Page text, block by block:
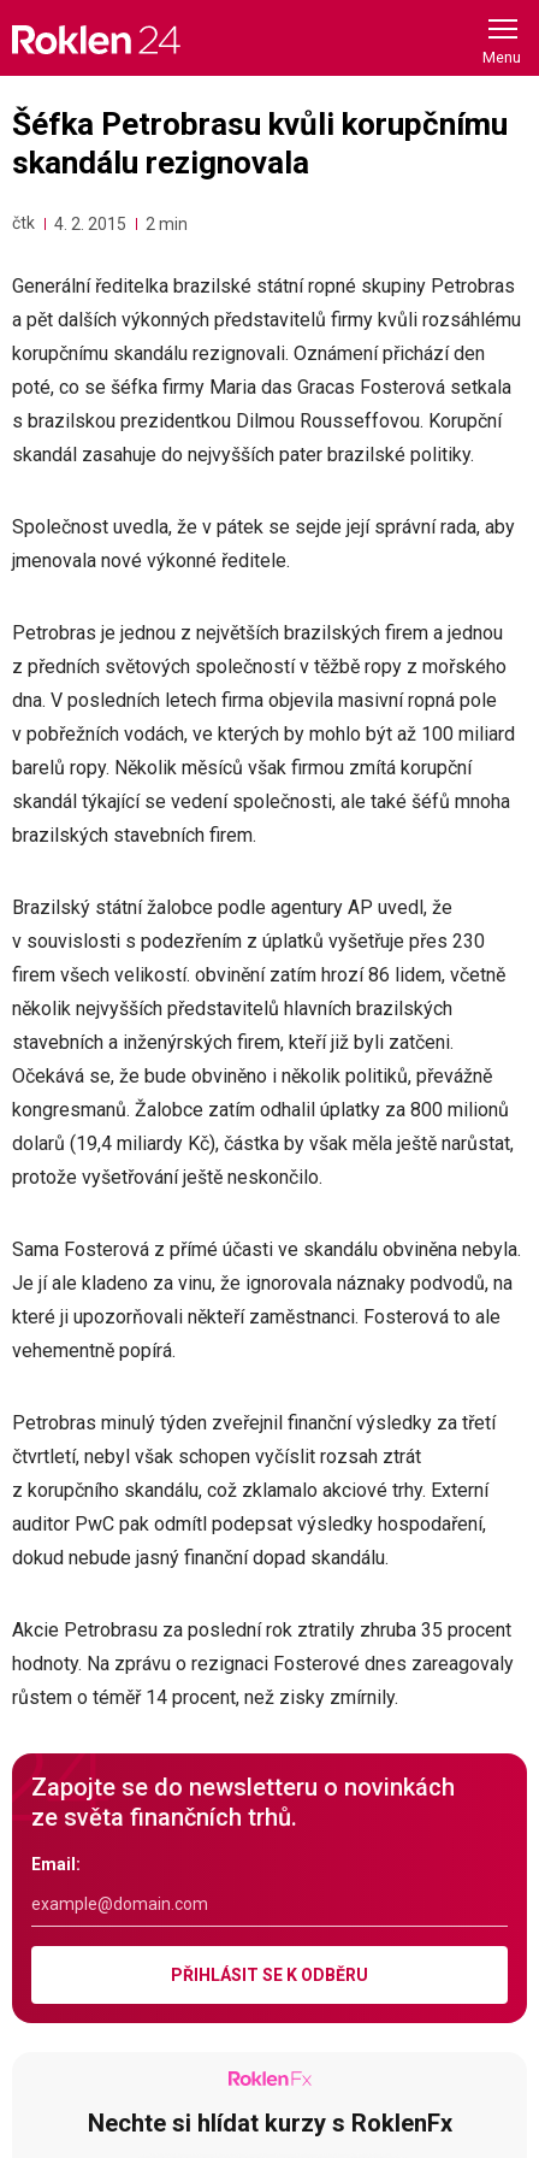
content
Šéfka Petrobrasu kvůli korupčnímu
skandálu rezignovala
čtk 4. 2. 2015 2 min
Generální ředitelka brazilské státní ropné skupiny Petrobras
a pět dalších výkonných představitelů firmy kvůli rozsáhlému
korupčnímu skandálu rezignovali. Oznámení přichází den
poté, co se šéfka firmy Maria das Gracas Fosterová setkala
s brazilskou prezidentkou Dilmou Rousseffovou. Korupční
skandál zasahuje do nejvyšších pater brazilské politiky.
Společnost uvedla, že v pátek se sejde její správní rada, aby
jmenovala nové výkonné ředitele.
Petrobras je jednou z největších brazilských firem a jednou
z předních světových společností v těžbě ropy z mořského
dna. V posledních letech firma objevila masivní ropná pole
v pobřežních vodách, ve kterých by mohlo být až 100 miliard
barelů ropy. Několik měsíců však firmou zmítá korupční
skandál týkající se vedení společnosti, ale také šéfů mnoha
brazilských stavebních firem.
Brazilský státní žalobce podle agentury AP uvedl, že
v souvislosti s podezřením z úplatků vyšetřuje přes 230
firem všech velikostí. obvinění zatím hrozí 86 lidem, včetně
několik nejvyšších představitelů hlavních brazilských
stavebních a inženýrských firem, kteří již byli zatčeni.
Očekává se, že bude obviněno i několik politiků, převážně
kongresmanů. Žalobce zatím odhalil úplatky za 800 milionů
dolarů (19,4 miliardy Kč), částka by však měla ještě narůstat,
protože vyšetřování ještě neskončilo.
Sama Fosterová z přímé účasti ve skandálu obviněna nebyla.
Je jí ale kladeno za vinu, že ignorovala náznaky podvodů, na
které ji upozorňovali někteří zaměstnanci. Fosterová to ale
vehementně popírá.
Petrobras minulý týden zveřejnil finanční výsledky za třetí
čtvrtletí, nebyl však schopen vyčíslit rozsah ztrát
z korupčního skandálu, což zklamalo akciové trhy. Externí
auditor PwC pak odmítl podepsat výsledky hospodaření,
dokud nebude jasný finanční dopad skandálu.
Akcie Petrobrasu za poslední rok ztratily zhruba 35 procent
hodnoty. Na zprávu o rezignaci Fosterové dnes zareagovaly
růstem o téměř 14 procent, než zisky zmírnily.
Zapojte se do newsletteru o novinkách
ze světa finančních trhů.
Email:
PŘIHLÁSIT SE K ODBĚRU
Nechte si hlídat kurzy s RoklenFx